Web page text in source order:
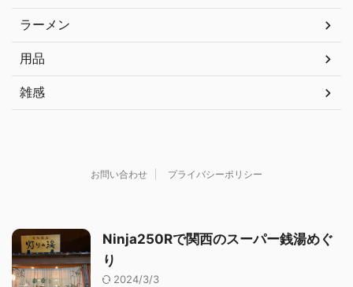
ラーメン
用品
雑感
お問い合わせ プライバシーポリシー
Ninja250Rで関西のスーパー銭湯めぐ
り
2024/3/3